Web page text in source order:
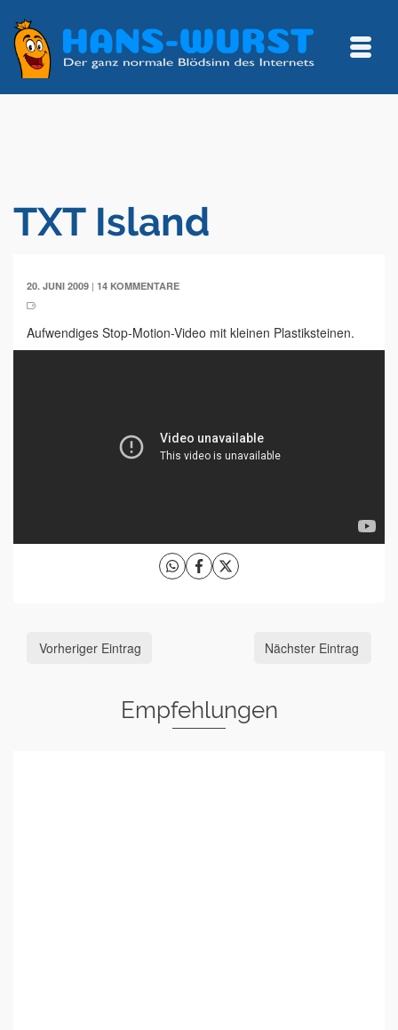
TXT Island
20. JUNI 2009 | 14 KOMMENTARE
Aufwendiges Stop-Motion-Video mit kleinen Plastiksteinen.
Vorheriger Eintrag Nächster Eintrag
Empfehlungen